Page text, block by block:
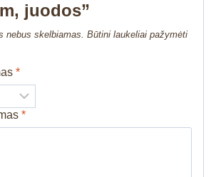
juodos”
nebus skelbiamas. Būtini laukeliai pažymėti
*
*